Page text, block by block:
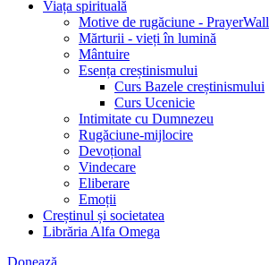
Viața spirituală
Motive de rugăciune - PrayerWall
Mărturii - vieți în lumină
Mântuire
Esența creștinismului
Curs Bazele creștinismului
Curs Ucenicie
Intimitate cu Dumnezeu
Rugăciune-mijlocire
Devoțional
Vindecare
Eliberare
Emoții
Creștinul și societatea
Librăria Alfa Omega
Donează